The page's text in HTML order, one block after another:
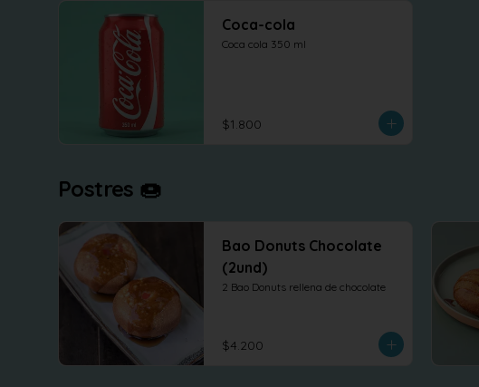
Coca-cola
Coca cola 350 ml
$1.800
Postres 🍩
Bao Donuts Chocolate
(2und)
2 Bao Donuts rellena de chocolate
$4.200